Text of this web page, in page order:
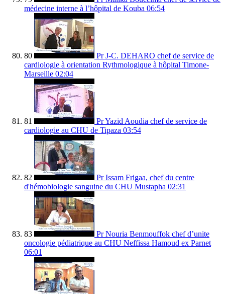
médecine interne à l’hôpital de Kouba 06:54
80
Pr J-C. DEHARO chef de service de
cardiologie à orientation Rythmologique à hôpital Timone-
Marseille 02:04
81
Pr Yazid Aoudia chef de service de
cardiologie au CHU de Tipaza 03:54
82
Pr Issam Frigaa, chef du centre
d'hémobiologie sanguine du CHU Mustapha 02:31
83
Pr Nouria Benmouffok chef d’unite
oncologie pédiatrique au CHU Neffissa Hamoud ex Parnet
06:01